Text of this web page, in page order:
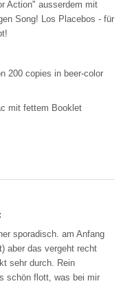
Action" ausserdem mit
Song! Los Placebos - für
200 copies in beer-color
mit fettem Booklet
sporadisch. am Anfang
aber das vergeht recht
sehr durch. Rein
schön flott, was bei mir